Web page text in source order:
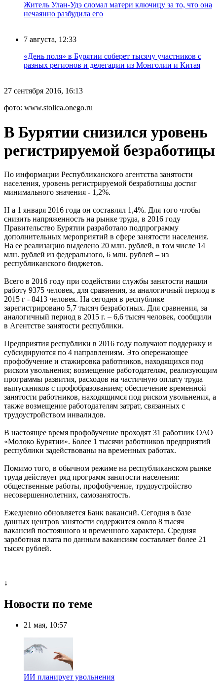
Житель Улан-Удэ сломал матери ключицу за то, что она
нечаянно разбудила его
7 августа, 12:33
«День поля» в Бурятии соберет тысячу участников с
разных регионов и делегации из Монголии и Китая
27 сентября 2016, 16:13
фото: www.stolica.onego.ru
В Бурятии снизился уровень
регистрируемой безработицы
По информации Республиканского агентства занятости
населения, уровень регистрируемой безработицы достиг
минимального значения - 1,2%.
Н а 1 января 2016 года он составлял 1,4%. Для того чтобы
снизить напряженность на рынке труда, в 2016 году
Правительство Бурятии разработало подпрограмму
дополнительных мероприятий в сфере занятости населения.
На ее реализацию выделено 20 млн. рублей, в том числе 14
млн. рублей из федерального, 6 млн. рублей – из
республиканского бюджетов.
Всего в 2016 году при содействии службы занятости нашли
работу 9375 человек, для сравнения, за аналогичный период в
2015 г - 8413 человек. На сегодня в республике
зарегистрировано 5,7 тысяч безработных. Для сравнения, за
аналогичный период в 2015 г. – 6,6 тысяч человек, сообщили
в Агентстве занятости республики.
Предприятия республики в 2016 году получают поддержку и
субсидируются по 4 направлениям. Это опережающее
профобучение и стажировка работников, находящихся под
риском увольнения; возмещение работодателям, реализующим
программы развития, расходов на частичную оплату труда
выпускников с профобразованием; обеспечение временной
занятости работников, находящимся под риском увольнения, а
также возмещение работодателям затрат, связанных с
трудоустройством инвалидов.
В настоящее время профобучение проходят 31 работник ОАО
«Молоко Бурятии». Более 1 тысячи работников предприятий
республики задействованы на временных работах.
Помимо того, в обычном режиме на республиканском рынке
труда действует ряд программ занятости населения:
общественные работы, профобучение, трудоустройство
несовершеннолетних, самозанятость.
Ежедневно обновляется Банк вакансий. Сегодня в базе
данных центров занятости содержится около 8 тысяч
вакансий постоянного и временного характера. Средняя
заработная плата по данным вакансиям составляет более 21
тысяч рублей.
↓
Новости по теме
21 мая, 10:57
ИИ планирует увольнения